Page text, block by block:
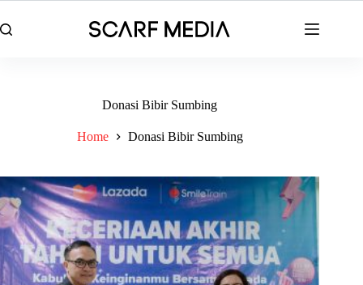
to
content
Donasi Bibir Sumbing
Home Donasi Bibir Sumbing